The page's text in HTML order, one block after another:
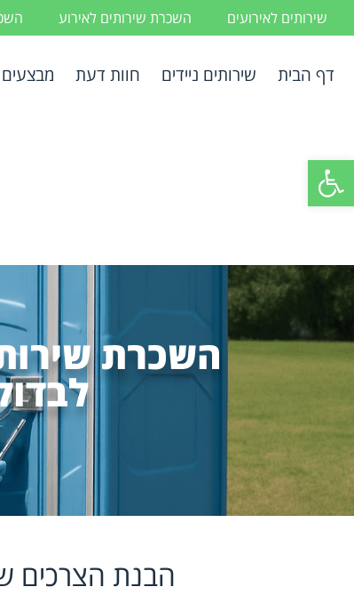
פתח סרגל נגישות
שירותים לאירועים השכרת שירותים לאירוע
דף הבית שירותים ניידים חוות דעת מבצעים
השכרת
הבנת הצרכים